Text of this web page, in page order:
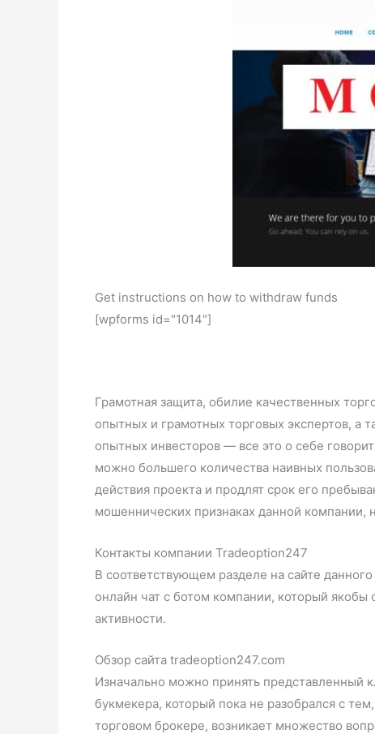
Get instructions on how to withdraw funds
[wpforms id="1014"]
Грамотная защита, обилие качественных
опытных и грамотных торговых экспертов, а
опытных инвесторов — все это о себе
можно большего количества наивных
действия проекта и продлят срок его
мошеннических признаках данной компании,
Контакты компании Tradeoption247
В соответствующем разделе на сайте
онлайн чат с ботом компании, который якобы
активности.
Обзор сайта tradeoption247.com
Изначально можно принять представленный
букмекера, который пока не разобрался с
торговом брокере, возникает множество